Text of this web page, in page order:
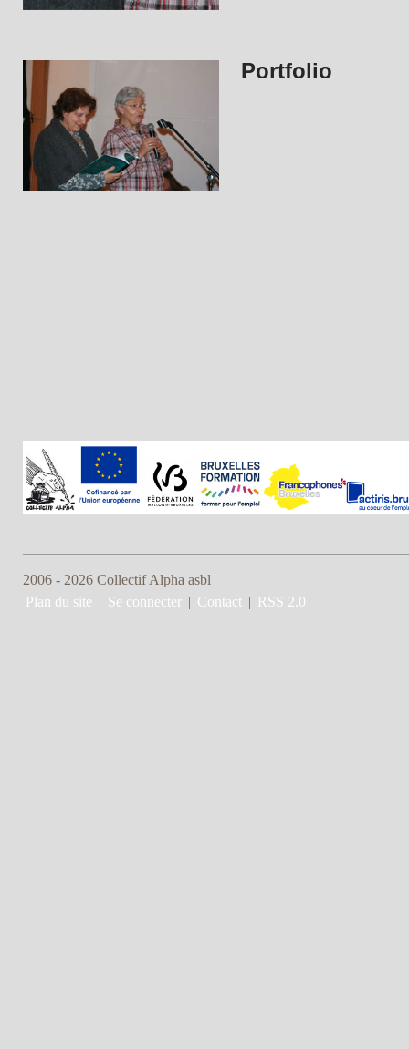
Portfolio
2006 - 2026 Collectif Alpha asbl
Plan du site | Se connecter | Contact | RSS 2.0